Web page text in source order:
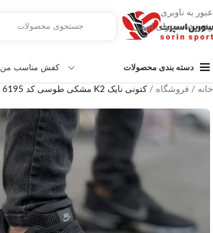
عبور به ناوبری
رفتن به محتوای اصلی
دسته بندی محصولات کفش مناسب من
خانه / فروشگاه / کتونی نایک K2 مشکی طوسی کد 6195